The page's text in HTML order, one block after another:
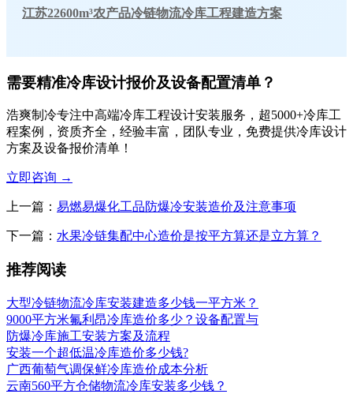
江苏22600m³农产品冷链物流冷库工程建造方案
需要精准冷库设计报价及设备配置清单？
浩爽制冷专注中高端冷库工程设计安装服务，超5000+冷库工
程案例，资质齐全，经验丰富，团队专业，免费提供冷库设计
方案及设备报价清单！
立即咨询 →
上一篇： 易燃易爆化工品防爆冷安装造价及注意事项
下一篇： 水果冷链集配中心造价是按平方算还是立方算？
推荐阅读
大型冷链物流冷库安装建造多少钱一平方米？
9000平方米氟利昂冷库造价多少？设备配置与
防爆冷库施工安装方案及流程
安装一个超低温冷库造价多少钱?
广西葡萄气调保鲜冷库造价成本分析
云南560平方仓储物流冷库安装多少钱？